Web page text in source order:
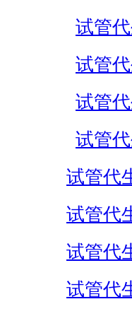
试管
试管
试管
试管
试管代
试管代
试管代
试管代